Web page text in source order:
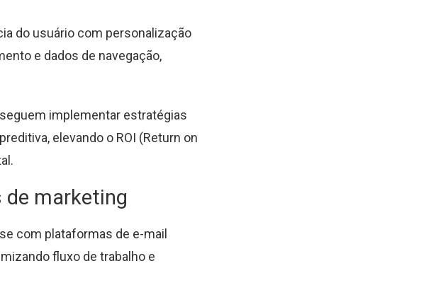
do usuário com personalização
e dados de navegação,
implementar estratégias
elevando o ROI (Return on
marketing
com plataformas de e-mail
fluxo de trabalho e